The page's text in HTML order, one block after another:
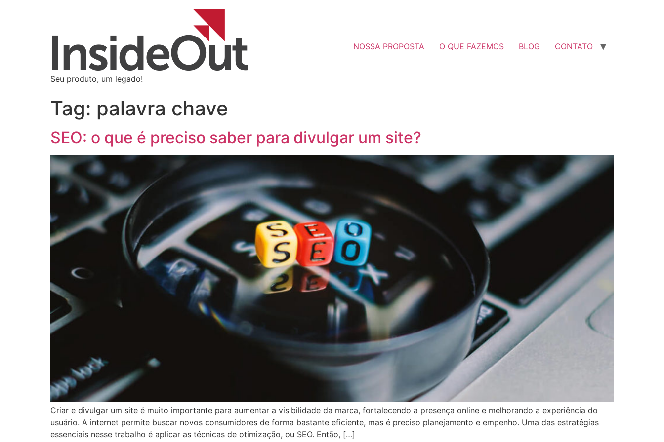
Seu produto, um legado!
NOSSA PROPOSTA O QUE FAZEMOS BLOG CONTATO
Tag: palavra chave
SEO: o que é preciso saber para divulgar um site?
Criar e divulgar um site é muito importante para aumentar a visibilidade da marca, fortalecendo a presença online e melhorando a experiência do
usuário. A internet permite buscar novos consumidores de forma bastante eficiente, mas é preciso planejamento e empenho. Uma das estratégias
essenciais nesse trabalho é aplicar as técnicas de otimização, ou SEO. Então, […]